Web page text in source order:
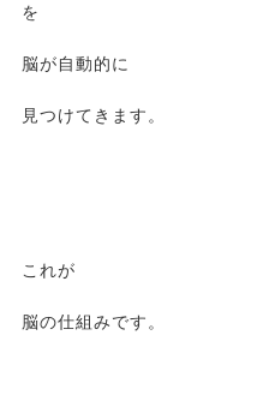
を
脳が自動的に
見つけてきます。
これが
脳の仕組みです。